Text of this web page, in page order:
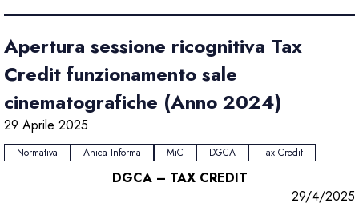
Apertura sessione ricognitiva Tax
Credit funzionamento sale
cinematografiche (Anno 2024)
29 Aprile 2025
Normativa Anica Informa MiC DGCA Tax Credit
DGCA – TAX CREDIT
29/4/2025